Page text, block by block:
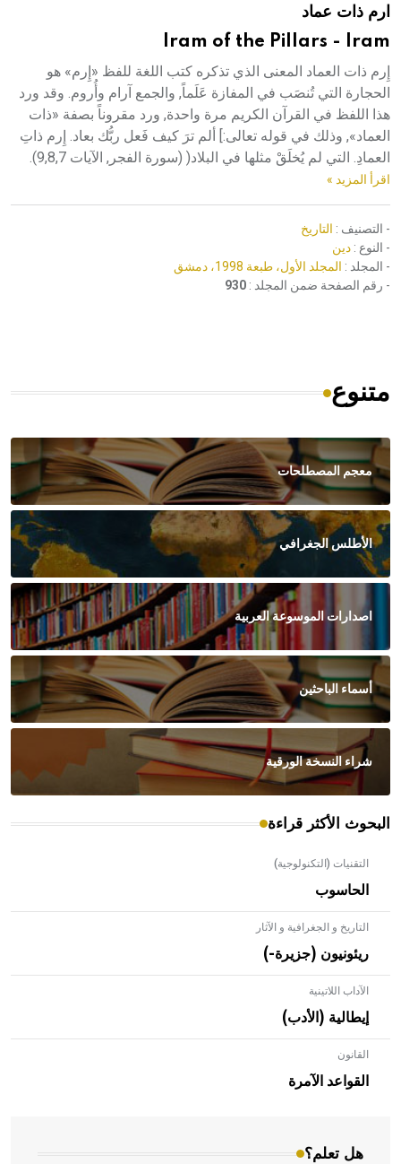
هيئة الموسوعة العربية تطلق موسوعات جديدة في عام 2026ارم ذات عماد
Iram of the Pillars - Iram
إِرم ذات العماد المعنى الذي تذكره كتب اللغة للفظ «إِرم» هو
الحجارة التي تُنصَب في المفازة عَلَماً, والجمع آرام وأُروم. وقد ورد
هذا اللفظ في القرآن الكريم مرة واحدة, ورد مقروناً بصفة «ذات
العماد», وذلك في قوله تعالى:] ألم ترَ كيف فَعل ربُّك بعاد. إِرم ذاتِ
العمادِ. التي لم يُخلَقْ مثلها في البلاد( (سورة الفجر, الآيات 9,8,7).
اقرأ المزيد »
- التصنيف : التاريخ
- النوع : دين
- المجلد : المجلد الأول، طبعة 1998، دمشق
- رقم الصفحة ضمن المجلد : 930
متنوع
معجم المصطلحات
الأطلس الجغرافي
اصدارات الموسوعة العربية
أسماء الباحثين
شراء النسخة الورقية
البحوث الأكثر قراءة
التقنيات (التكنولوجية)
الحاسوب
التاريخ و الجغرافية و الآثار
ريئونيون (جزيرة-)
الآداب اللاتينية
إيطالية (الأدب)
القانون
القواعد الآمرة
هل تعلم؟
- هل تعلم أن الأبلق نوع من الفنون الهندسية التي ارتبطت
بالعمارة الإسلامية في بلاد الشام ومصر خاصة، حيث يحرص
المعمار على بناء مداميكه وخاصة في الواجهات